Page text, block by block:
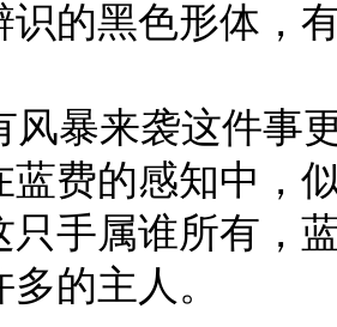
识的黑色形体，
暴来袭这件事
蓝费的感知中，
只手属谁所有，
的主人。